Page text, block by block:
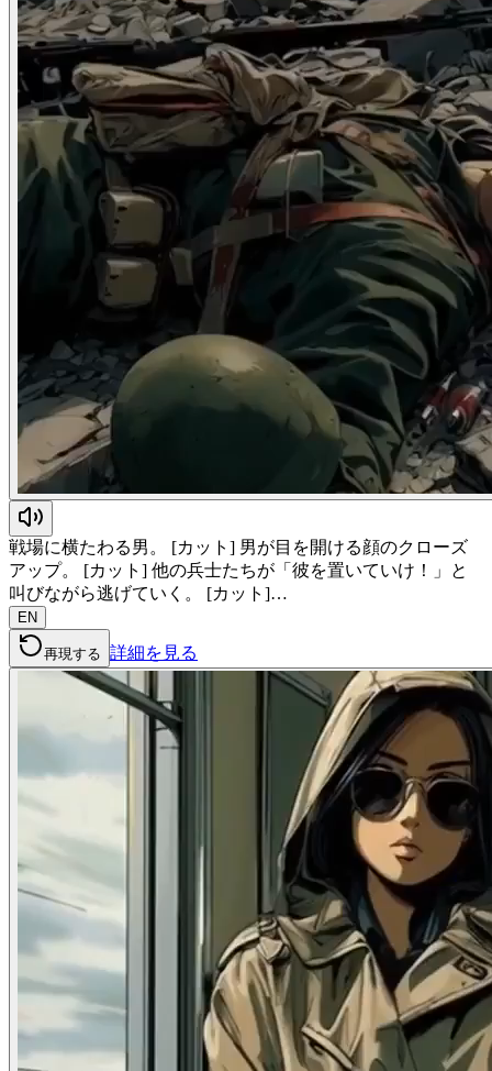
戦場に横たわる男。 [カット] 男が目を開ける顔のクローズ
アップ。 [カット] 他の兵士たちが「彼を置いていけ！」と
叫びながら逃げていく。 [カット]…
EN
再現する 詳細を見る